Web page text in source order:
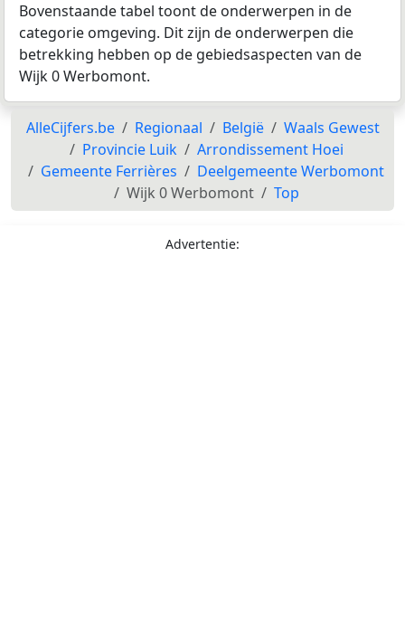
Bovenstaande tabel toont de onderwerpen in de
categorie omgeving. Dit zijn de onderwerpen die
betrekking hebben op de gebiedsaspecten van de
Wijk 0 Werbomont.
AlleCijfers.be Regionaal België
Waals Gewest
Provincie Luik
Arrondissement Hoei
Gemeente Ferrières
Deelgemeente Werbomont
Wijk 0 Werbomont
Top
Advertentie: